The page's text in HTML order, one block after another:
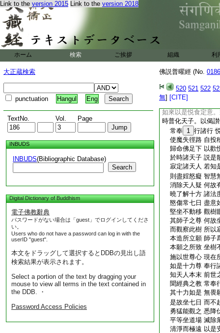
Link to the version 2015 Link to the version 2018
ホーム 検索 ご挨拶 組織 利
大正蔵検索
punctuation Hangul Eng
TextNo. Vol. Page
INBUDS
INBUDS(Bibliographic Database)
Search
Digital Dictionary of Buddhism
電子佛教辭典
パスワードがない場合は「guest」でログインしてくださ
い。
Users who do not have a password can log in with the
userID "guest".
本文をドラッグして選択するとDDBの見出し語
検索結果が表示されます。
Select a portion of the text by dragging your
mouse to view all terms in the text contained in
the DDB. ・
Password Access Policies
佛説普曜經 (No.
520 521 522
無] [CITE]
食解慧爲漿永安無
樹以報其恩。過七
持萬甕香水。色行
所香水洗之。若干
用香水如來浴身。
香之恩悉發無上正
香熏香不離體。時
餘香
佛告比丘。有一天
起坐叉手。前白佛
坐三昧定。其定何
如來以是悦食定意
時普化天子。以偈
常奉 1 行諸行
使魔失徑路 自投
歸命佛足下 以歡
於時諸天子 説是
寂定諸天人 若知
則盡婬怒癡 智慧
消除天人疑 何故
曉了解十方 諸法
愍傷常七日 盡意
堅坐不動移 觀樹
其師子之尊 何故
而觀察此樹 所以
本造所立願 師子
本願之所致 坐樹
施以世尊心 現在
如是十力尊 奉行
知天人本末 前世
聞經典之教 常奉
其十力如是 無畏
是故坐七日 而不
勇猛能觀之 悉降
平等坐道場 滅除
清淨而極遠 以是